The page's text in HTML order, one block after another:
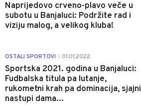
Naprijedovo crveno-plavo veče u
subotu u Banjaluci: Podržite rad i
viziju malog, a velikog kluba!
OSTALI SPORTOVI 01.01.2022.
Sportska 2021. godina u Banjaluci:
Fudbalska titula pa lutanje,
rukometni krah pa dominacija, sjajni
nastupi dama...